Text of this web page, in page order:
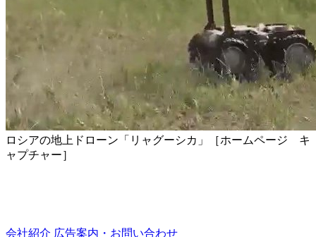
ロシアの地上ドローン「リャグーシカ」［ホームページ キ
ャプチャー］
会社紹介 広告案内・お問い合わせ